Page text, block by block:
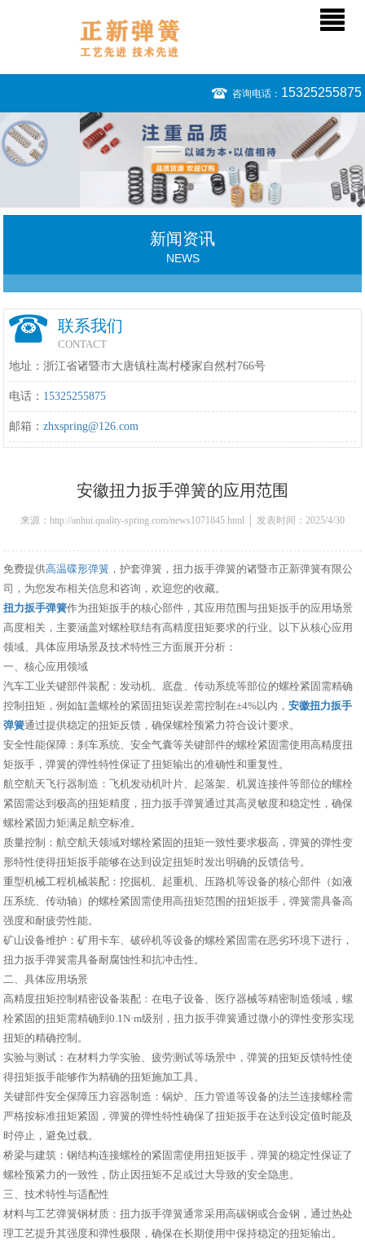
咨询电话： 15325255875
新闻资讯
NEWS
联系我们
CONTACT
地址：浙江省诸暨市大唐镇柱嵩村楼家自然村766号
电话： 15325255875
邮箱：zhxspring@126.com
安徽扭力扳手弹簧的应用范围
来源：http://anhui.quality-spring.com/news1071845.html │ 发表时间：2025/4/30
免费提供高温碟形弹簧 ，护套弹簧，扭力扳手弹簧的诸暨市正新弹簧有限公
司，为您发布相关信息和咨询，欢迎您的收藏。
扭力扳手弹簧作为扭矩扳手的核心部件，其应用范围与扭矩扳手的应用场景
高度相关，主要涵盖对螺栓联结有高精度扭矩要求的行业。以下从核心应用
领域、具体应用场景及技术特性三方面展开分析：
一、核心应用领域
汽车工业关键部件装配：发动机、底盘、传动系统等部位的螺栓紧固需精确
控制扭矩，例如缸盖螺栓的紧固扭矩误差需控制在±4%以内，安徽扭力扳手
弹簧通过提供稳定的扭矩反馈，确保螺栓预紧力符合设计要求。
安全性能保障：刹车系统、安全气囊等关键部件的螺栓紧固需使用高精度扭
矩扳手，弹簧的弹性特性保证了扭矩输出的准确性和重复性。
航空航天飞行器制造：飞机发动机叶片、起落架、机翼连接件等部位的螺栓
紧固需达到极高的扭矩精度，扭力扳手弹簧通过其高灵敏度和稳定性，确保
螺栓紧固力矩满足航空标准。
质量控制：航空航天领域对螺栓紧固的扭矩一致性要求极高，弹簧的弹性变
形特性使得扭矩扳手能够在达到设定扭矩时发出明确的反馈信号。
重型机械工程机械装配：挖掘机、起重机、压路机等设备的核心部件（如液
压系统、传动轴）的螺栓紧固需使用高扭矩范围的扭矩扳手，弹簧需具备高
强度和耐疲劳性能。
矿山设备维护：矿用卡车、破碎机等设备的螺栓紧固需在恶劣环境下进行，
扭力扳手弹簧需具备耐腐蚀性和抗冲击性。
二、具体应用场景
高精度扭矩控制精密设备装配：在电子设备、医疗器械等精密制造领域，螺
栓紧固的扭矩需精确到0.1N·m级别，扭力扳手弹簧通过微小的弹性变形实现
扭矩的精确控制。
实验与测试：在材料力学实验、疲劳测试等场景中，弹簧的扭矩反馈特性使
得扭矩扳手能够作为精确的扭矩施加工具。
关键部件安全保障压力容器制造：锅炉、压力管道等设备的法兰连接螺栓需
严格按标准扭矩紧固，弹簧的弹性特性确保了扭矩扳手在达到设定值时能及
时停止，避免过载。
桥梁与建筑：钢结构连接螺栓的紧固需使用扭矩扳手，弹簧的稳定性保证了
螺栓预紧力的一致性，防止因扭矩不足或过大导致的安全隐患。
三、技术特性与适配性
材料与工艺弹簧钢材质：扭力扳手弹簧通常采用高碳钢或合金钢，通过热处
理工艺提升其强度和弹性极限，确保在长期使用中保持稳定的扭矩输出。